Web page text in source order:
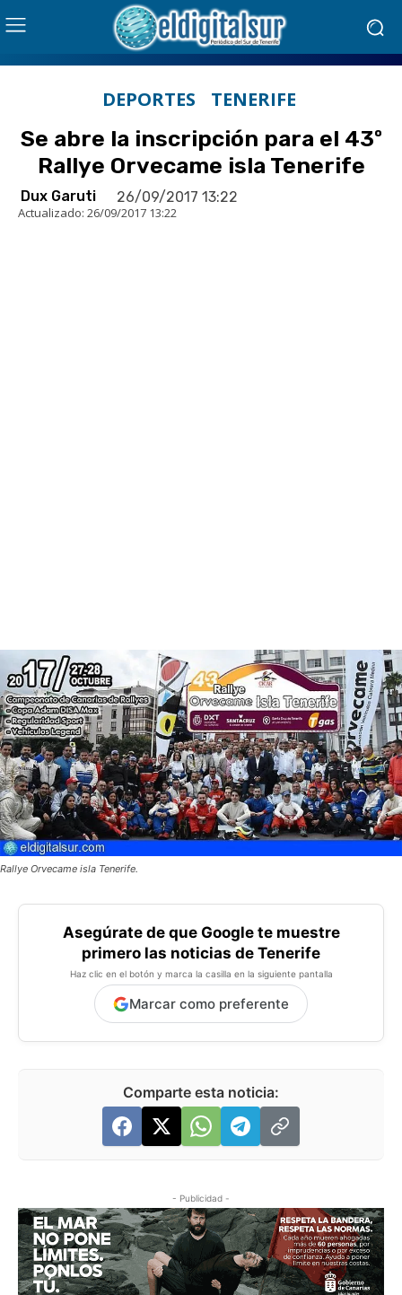
DEPORTES TENERIFE
Se abre la inscripción para el 43º
Rallye Orvecame isla Tenerife
Dux Garuti 26/09/2017 13:22
Actualizado: 26/09/2017 13:22
Rallye Orvecame isla Tenerife.
Asegúrate de que Google te muestre
primero las noticias de Tenerife
Haz clic en el botón y marca la casilla en la siguiente pantalla
Marcar como preferente
Comparte esta noticia:
- Publicidad -